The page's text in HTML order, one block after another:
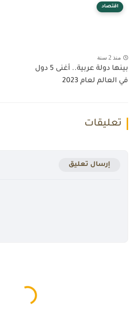
اقتصاد
منذ 2 سنة
بينها دولة عربية.. أغنى 5 دول
في العالم لعام 2023
تعليقات
إرسال تعليق